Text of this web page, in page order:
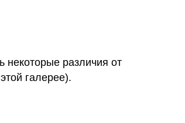
некоторые различия от
галерее).